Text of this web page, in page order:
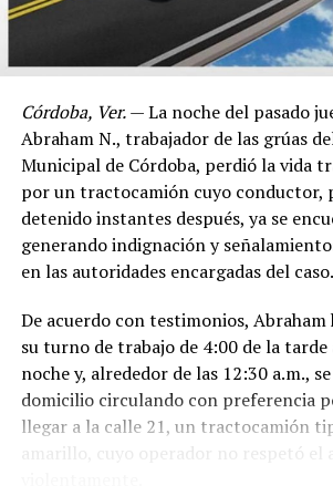
Córdoba, Ver.— La noche del pasado
Abraham N., trabajador de las grúas
Municipal de Córdoba, perdió la vida
por un tractocamión cuyo conductor,
detenido instantes después, ya se
generando indignación y
en las autoridades encargadas del caso.
De acuerdo con testimonios,
su turno de trabajo de 4:00 de la tarde
noche y, alrededor de las 12:30 a.m.,
domicilio circulando con preferencia
llegar a la calle 21, un tractocamión
amarillo, cuyo operador no respetó el